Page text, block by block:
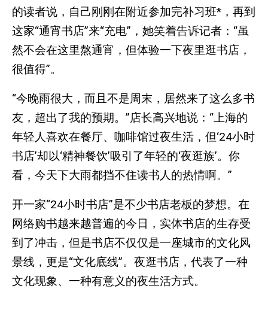
的读者说，自己刚刚在附近参加完补习班*，再到
这家“通宵书店”来“充电”，她笑着告诉记者：“虽
然不会在这里熬通宵，但体验一下夜里逛书店，
很值得”。
“今晚雨很大，而且不是周末，居然来了这么多书
友，超出了我的预期。”店长高兴地说：“上海的
年轻人喜欢在餐厅、咖啡馆过夜生活，但‘24小时
书店’却以‘精神餐饮’吸引了年轻的‘夜逛族’。你
看，今天下大雨都挡不住读书人的热情啊。”
开一家“24小时书店”是不少书店老板的梦想。在
网络购书越来越普遍的今日，实体书店的生存受
到了冲击，但是书店不仅仅是一座城市的文化风
景线，更是“文化底线”。夜逛书店，代表了一种
文化现象、一种有意义的夜生活方式。